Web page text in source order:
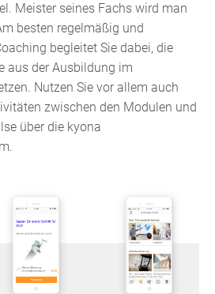
Meister seines Fachs wird man
besten regelmäßig und
begleitet Sie dabei, die
aus der Ausbildung im
Nutzen Sie vor allem auch
zwischen den Modulen und
über die kyona